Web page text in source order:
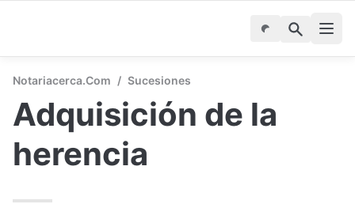
Notariacerca.com / Sucesiones
Adquisición de la
herencia